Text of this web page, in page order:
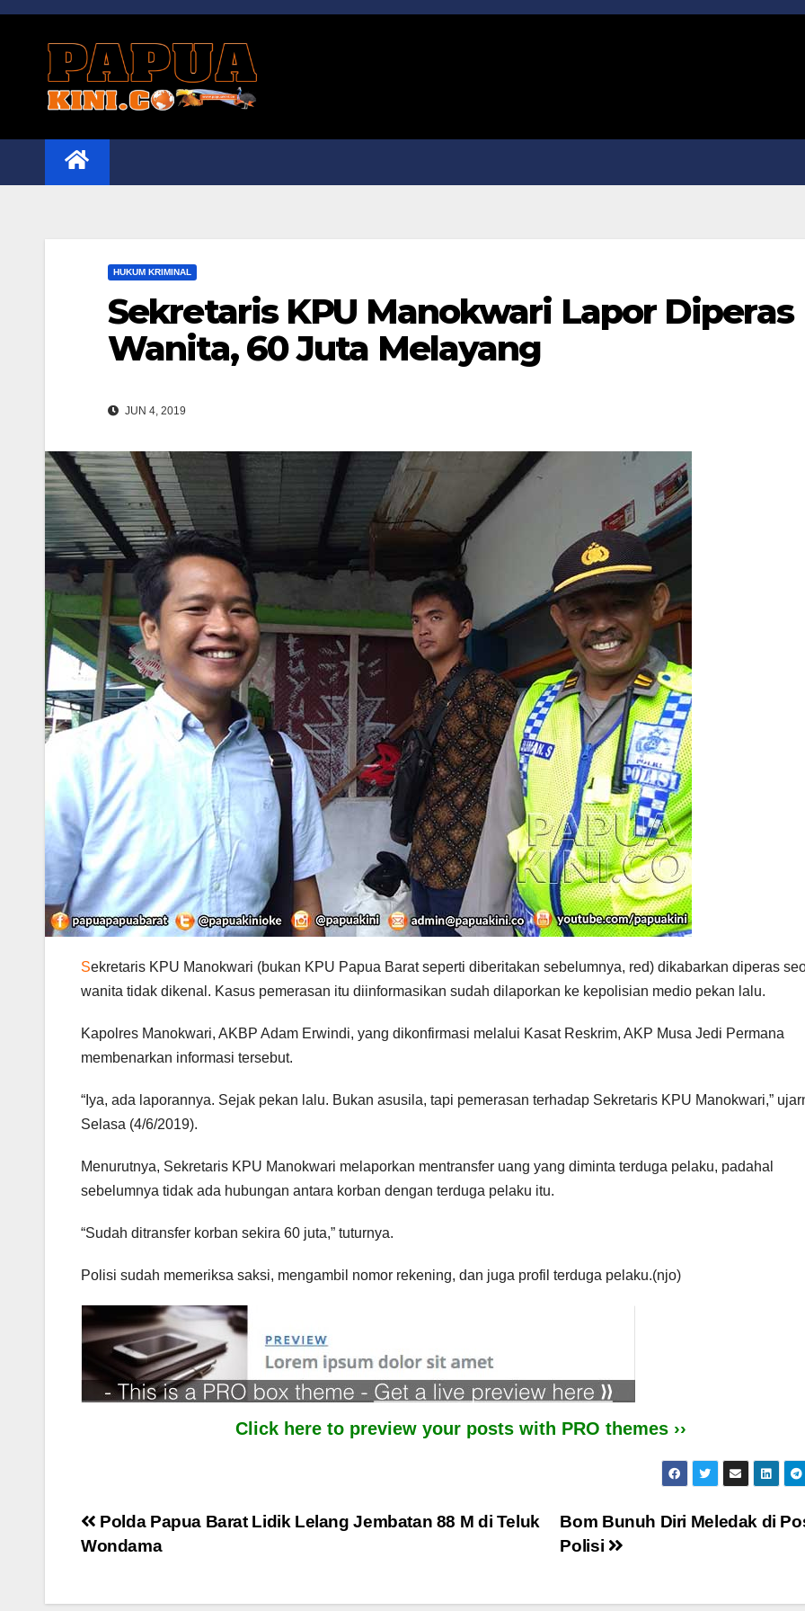
Skip
HUKUM KRIMINAL
Sekretaris KPU Manokwari Lapor Diperas
Wanita, 60 Juta Melayang
JUN 4, 2019
Sekretaris KPU Manokwari (bukan KPU Papua Barat seperti diberitakan sebelumnya, red) dikabarkan diperas
wanita tidak dikenal. Kasus pemerasan itu diinformasikan sudah dilaporkan ke kepolisian medio pekan lalu.
Kapolres Manokwari, AKBP Adam Erwindi, yang dikonfirmasi melalui Kasat Reskrim, AKP Musa Jedi Permana
membenarkan informasi tersebut.
“Iya, ada laporannya. Sejak pekan lalu. Bukan asusila, tapi pemerasan terhadap Sekretaris KPU Manokwari,”
Selasa (4/6/2019).
Menurutnya, Sekretaris KPU Manokwari melaporkan mentransfer uang yang diminta terduga pelaku, padahal
sebelumnya tidak ada hubungan antara korban dengan terduga pelaku itu.
“Sudah ditransfer korban sekira 60 juta,” tuturnya.
Polisi sudah memeriksa saksi, mengambil nomor rekening, dan juga profil terduga pelaku.(njo)
Click here to preview your posts with PRO themes ››
Post
Bom Bunuh Diri Meledak di
Polisi
Polda Papua Barat Lidik Lelang Jembatan 88 M di Teluk
Wondama